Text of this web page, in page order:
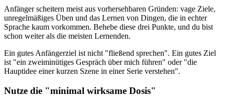
Anfänger scheitern meist aus vorhersehbaren Gründen: vage Ziele,
unregelmäßiges Üben und das Lernen von Dingen, die in echter
Sprache kaum vorkommen. Behebe diese drei Punkte, und du bist
schon weiter als die meisten Lernenden.
Ein gutes Anfängerziel ist nicht "fließend sprechen". Ein gutes Ziel
ist "ein zweiminütiges Gespräch über mich führen" oder "die
Hauptidee einer kurzen Szene in einer Serie verstehen".
Nutze die "minimal wirksame Dosis"